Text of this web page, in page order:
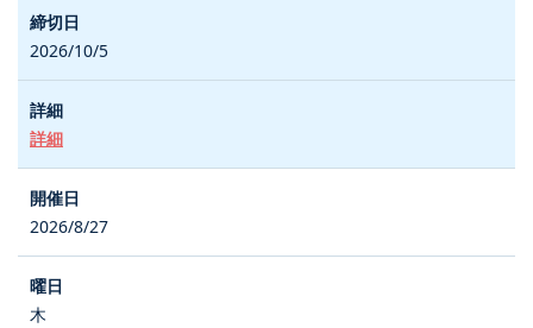
2026/10/5
詳細
2026/8/27
木